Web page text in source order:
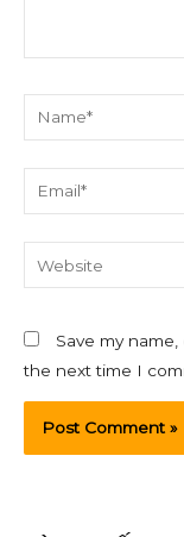
Email*
Website
Save my
the next time I